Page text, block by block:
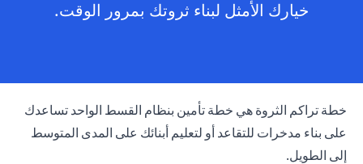
خيارك الأمثل لبناء ثروتك بمرور الوقت.
خطة تراكم الثروة هي خطة تأمين بنظام القسط الواحد تساعدك
على بناء مدخرات للتقاعد أو لتعليم أبنائك على المدى المتوسط
إلى الطويل.